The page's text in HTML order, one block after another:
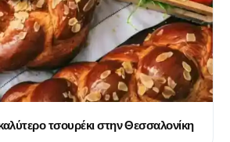
τσουρέκι στην Θεσσαλονίκη